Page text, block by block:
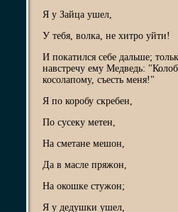
Я у Зайца ушел,
У тебя, волка, не хитро уйти!
И покатился себе дальше;
навстречу ему Медведь:
косолапому, съесть меня!"
Я по коробу скребен,
По сусеку метен,
На сметане мешон,
Да в масле пряжон,
На окошке стужон;
Я у дедушки ушел,